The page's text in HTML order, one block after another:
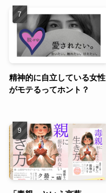
精神的に自立している女性
がモテるってホント？